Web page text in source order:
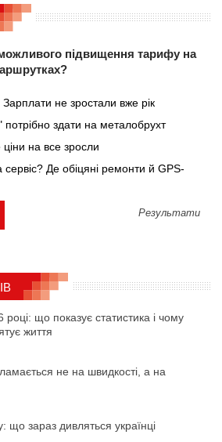
підвищення тарифу на
не зростали вже рік
потрібно здати на металобрухт
на все зросли
сервіс? Де обіцяні ремонти й GPS-
Результати
році: що показує статистика і чому
життя
не на швидкості, а на
що зараз дивляться українці